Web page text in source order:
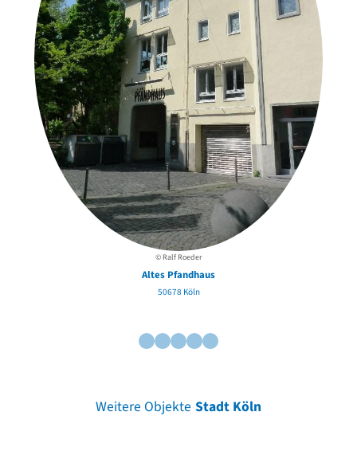
© Ralf Roeder
Altes Pfandhaus
50678 Köln
Weitere Objekte Stadt Köln